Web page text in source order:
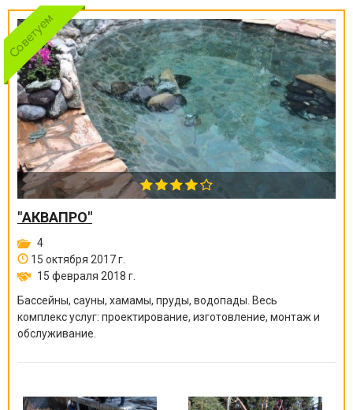
"АКВАПРО"
4
15 октября 2017 г.
15 февраля 2018 г.
Бассейны, сауны, хамамы, пруды, водопады. Весь
комплекс услуг: проектирование, изготовление, монтаж и
обслуживание.